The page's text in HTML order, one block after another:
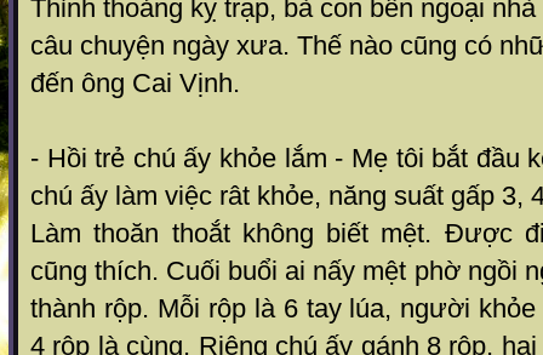
Thỉnh thoảng kỵ trạp, bà con bên ngoại
câu chuyện ngày xưa. Thế nào cũng có
đến ông Cai Vịnh.
- Hồi trẻ chú ấy khỏe lắm - Mẹ tôi bắt đầu
chú ấy làm việc rât khỏe, năng suất gấp
Làm thoăn thoắt không biết mệt. Được
cũng thích. Cuối buổi ai nấy mệt phờ ngồi
thành rộp. Mỗi rộp là 6 tay lúa, người
4 rộp là cùng. Riêng chú ấy gánh 8 rộp,